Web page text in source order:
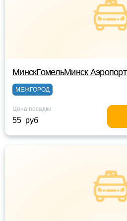
МинскГомельМинск Аэропорт
МЕЖГОРОД
Цена посадки
55 руб